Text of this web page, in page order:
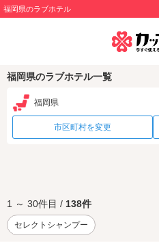
福岡県のラブホテル
福岡県のラブホテル一覧
福岡県
市区町村を変更
1 ～ 30件目 / 138件
セレクトシャンプー